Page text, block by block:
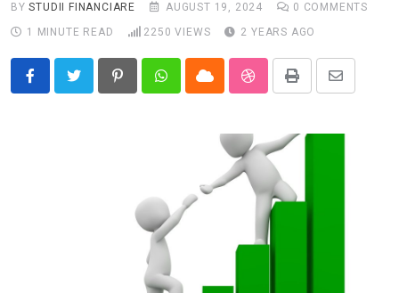
BYSTUDII FINANCIARE AUGUST 19, 2024 0 COMMENTS
1 MINUTE READ
2250 VIEWS 2 YEARS AGO
PinterestWhatsappCloud StumbleUpon
Print
Share
Email